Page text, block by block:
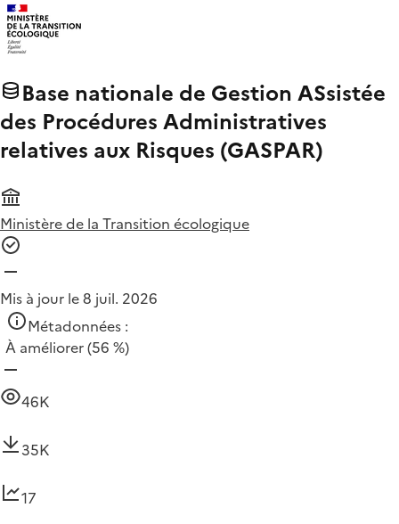
Base nationale de Gestion ASsistée
des Procédures Administratives
relatives aux Risques (GASPAR)
Ministère de la Transition écologique
Mis à jour le 8 juil. 2026
Métadonnées :
À améliorer(56 %)
46K
35K
17